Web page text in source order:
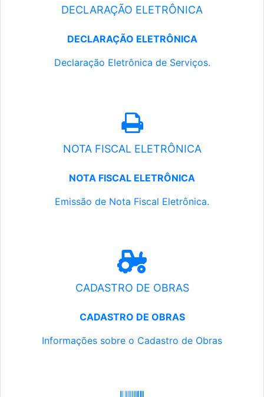
DECLARAÇÃO ELETRÔNICA
DECLARAÇÃO ELETRÔNICA
Declaração Eletrônica de Serviços.
NOTA FISCAL ELETRÔNICA
NOTA FISCAL ELETRÔNICA
Emissão de Nota Fiscal Eletrônica.
CADASTRO DE OBRAS
CADASTRO DE OBRAS
Informações sobre o Cadastro de Obras